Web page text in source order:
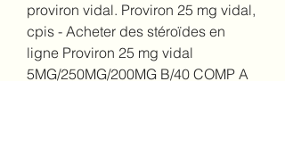
proviron vidal. Proviron 25 mg vidal,
cpis - Acheter des stéroïdes en
ligne Proviron 25 mg vidal
5MG/250MG/200MG B/40 COMP A